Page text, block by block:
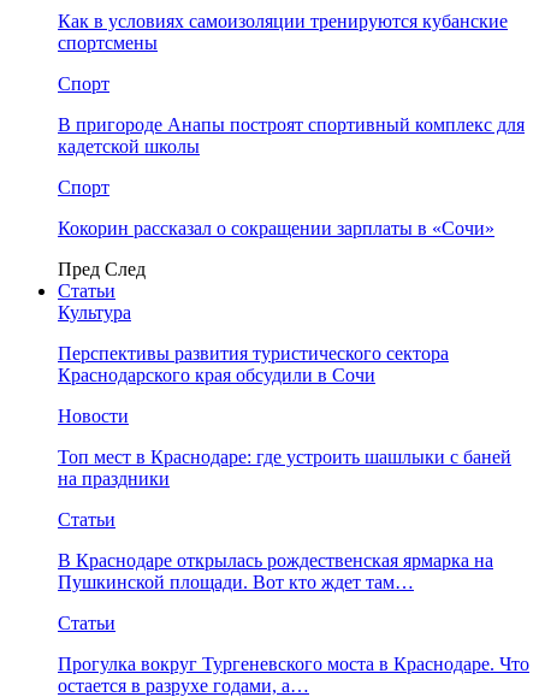
Как в условиях самоизоляции тренируются кубанские
спортсмены
Спорт
В пригороде Анапы построят спортивный комплекс для
кадетской школы
Спорт
Кокорин рассказал о сокращении зарплаты в «Сочи»
Пред След
Статьи
Культура
Перспективы развития туристического сектора
Краснодарского края обсудили в Сочи
Новости
Топ мест в Краснодаре: где устроить шашлыки с баней
на праздники
Статьи
В Краснодаре открылась рождественская ярмарка на
Пушкинской площади. Вот кто ждет там…
Статьи
Прогулка вокруг Тургеневского моста в Краснодаре. Что
остается в разрухе годами, а…